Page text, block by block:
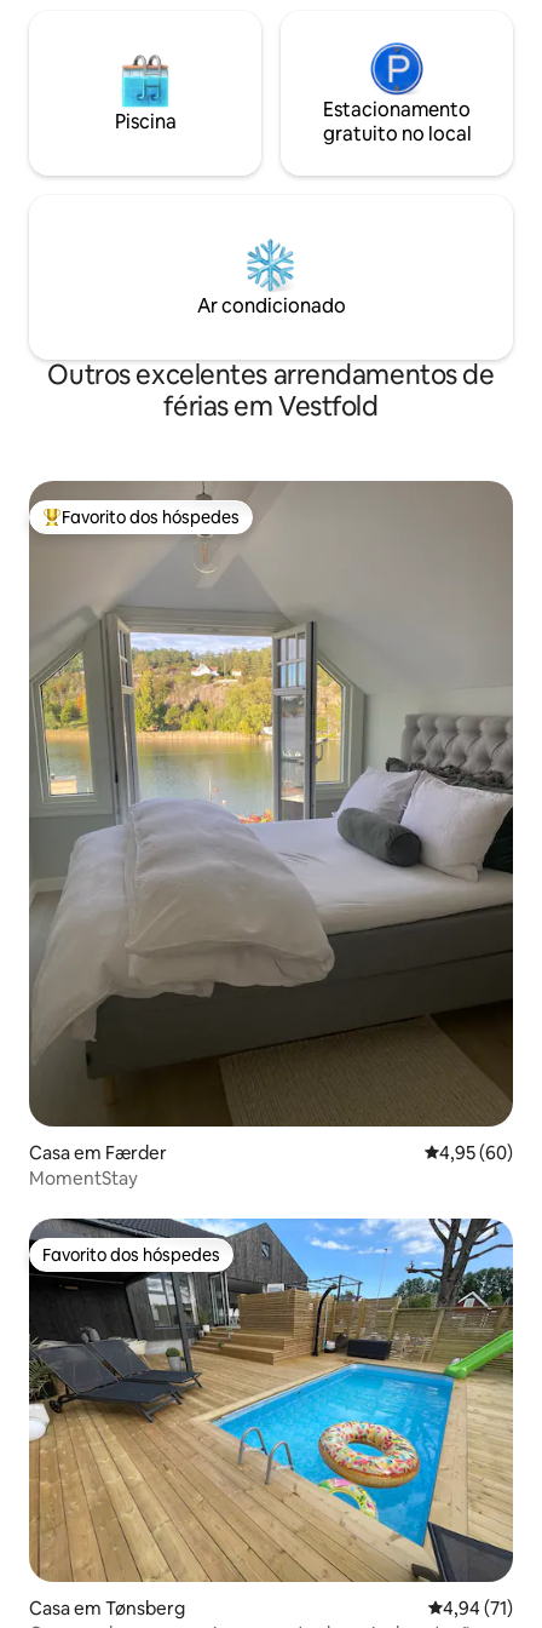
Piscina
Estacionamento
gratuito no local
Ar condicionado
Outros excelentes arrendamentos de
férias em Vestfold
Favoritos dos hóspedes mais apreciados
Favorito dos hóspedes
Casa em Færder Classificação
4,95 (60)
MomentStay
Favorito dos hóspedes
Favorito dos hóspedes
Casa em Tønsberg Classificação
4,94 (71)